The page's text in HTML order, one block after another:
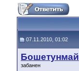
07.11.2010, 01:02
Бошетунмай
забанен